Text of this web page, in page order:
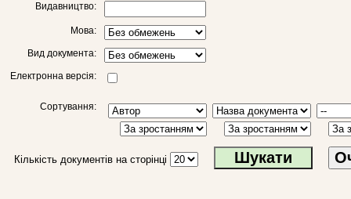
Видавництво:
Мова:
Вид документа:
Електронна версія:
Сортування:
Кількість документів на сторінці